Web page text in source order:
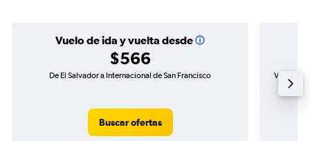
Vuelo de ida y vuelta desde
$566
De El Salvador a Internacional de San Francisco
Buscar ofertas
Vuelo de